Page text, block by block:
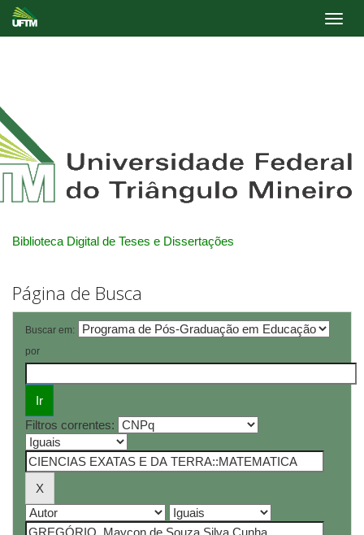
Biblioteca Digital de Teses e Dissertações
Página de Busca
Buscar em:
por
Filtros correntes: